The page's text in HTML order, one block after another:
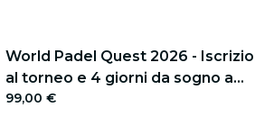
World Padel Quest 2026 -
al torneo e 4 giorni da sogno a
Barcellona
99,00 €